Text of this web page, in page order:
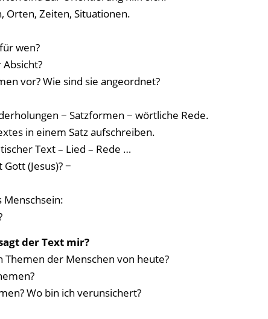
Orten, Zeiten, Situationen.
wen?
vor? Wie sind sie angeordnet?
− Satzformen − wörtliche Rede.
in einem Satz aufschreiben.
Text – Lied – Rede …
Gott (Jesus)? −
Menschsein:
der Text mir?
Themen der Menschen von heute?
Wo bin ich verunsichert?